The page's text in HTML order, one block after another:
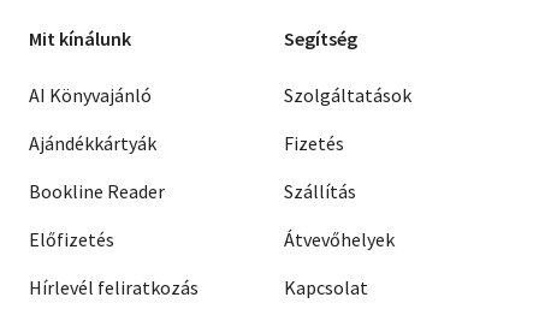
Mit kínálunk
AI Könyvajánló
Ajándékkártyák
Bookline Reader
Előfizetés
Hírlevél feliratkozás
Segítség
Szolgáltatások
Fizetés
Szállítás
Átvevőhelyek
Kapcsolat